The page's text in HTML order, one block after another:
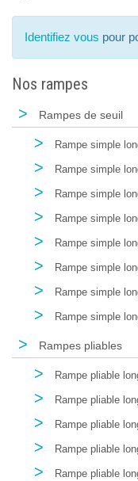
Identifiez vous pour
Nos rampes
> Rampes de seuil
> Rampe simple
> Rampe simple
> Rampe simple
> Rampe simple
> Rampe simple
> Rampe simple
> Rampe simple
> Rampe simple
> Rampes pliables
> Rampe pliable
> Rampe pliable
> Rampe pliable
> Rampe pliable
> Rampe pliable